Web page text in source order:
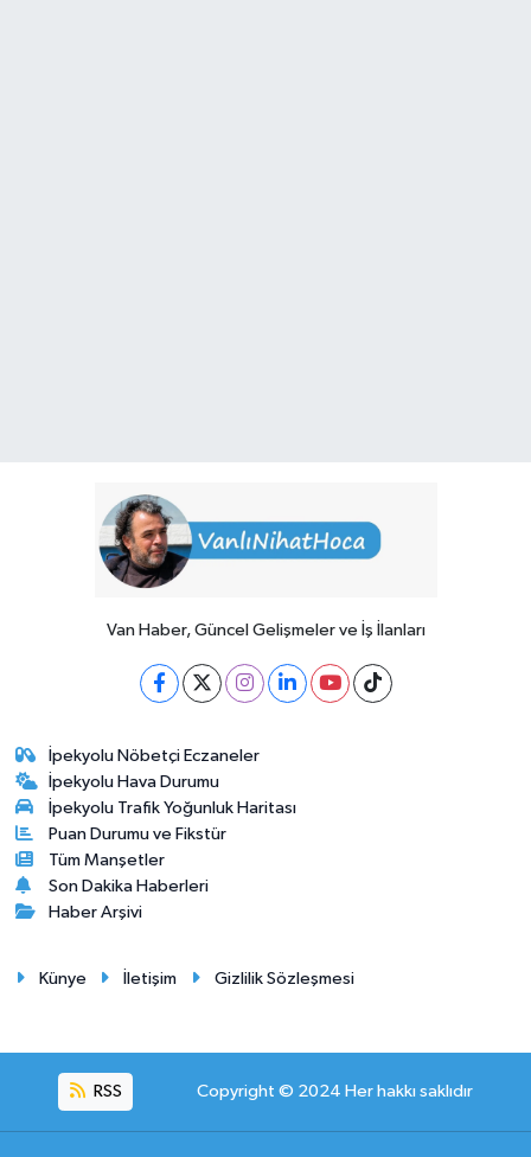
Van Haber, Güncel Gelişmeler ve İş İlanları
İpekyolu Nöbetçi Eczaneler
İpekyolu Hava Durumu
İpekyolu Trafik Yoğunluk Haritası
Puan Durumu ve Fikstür
Tüm Manşetler
Son Dakika Haberleri
Haber Arşivi
Künye İletişim Gizlilik Sözleşmesi
RSS Copyright © 2024 Her hakkı saklıdır